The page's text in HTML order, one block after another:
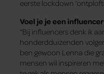
eerste lockdown
Voel je je een
“Bij influencers denk ik
honderdduizenden
ben gewoon Lenna die
mensen wil inspireren